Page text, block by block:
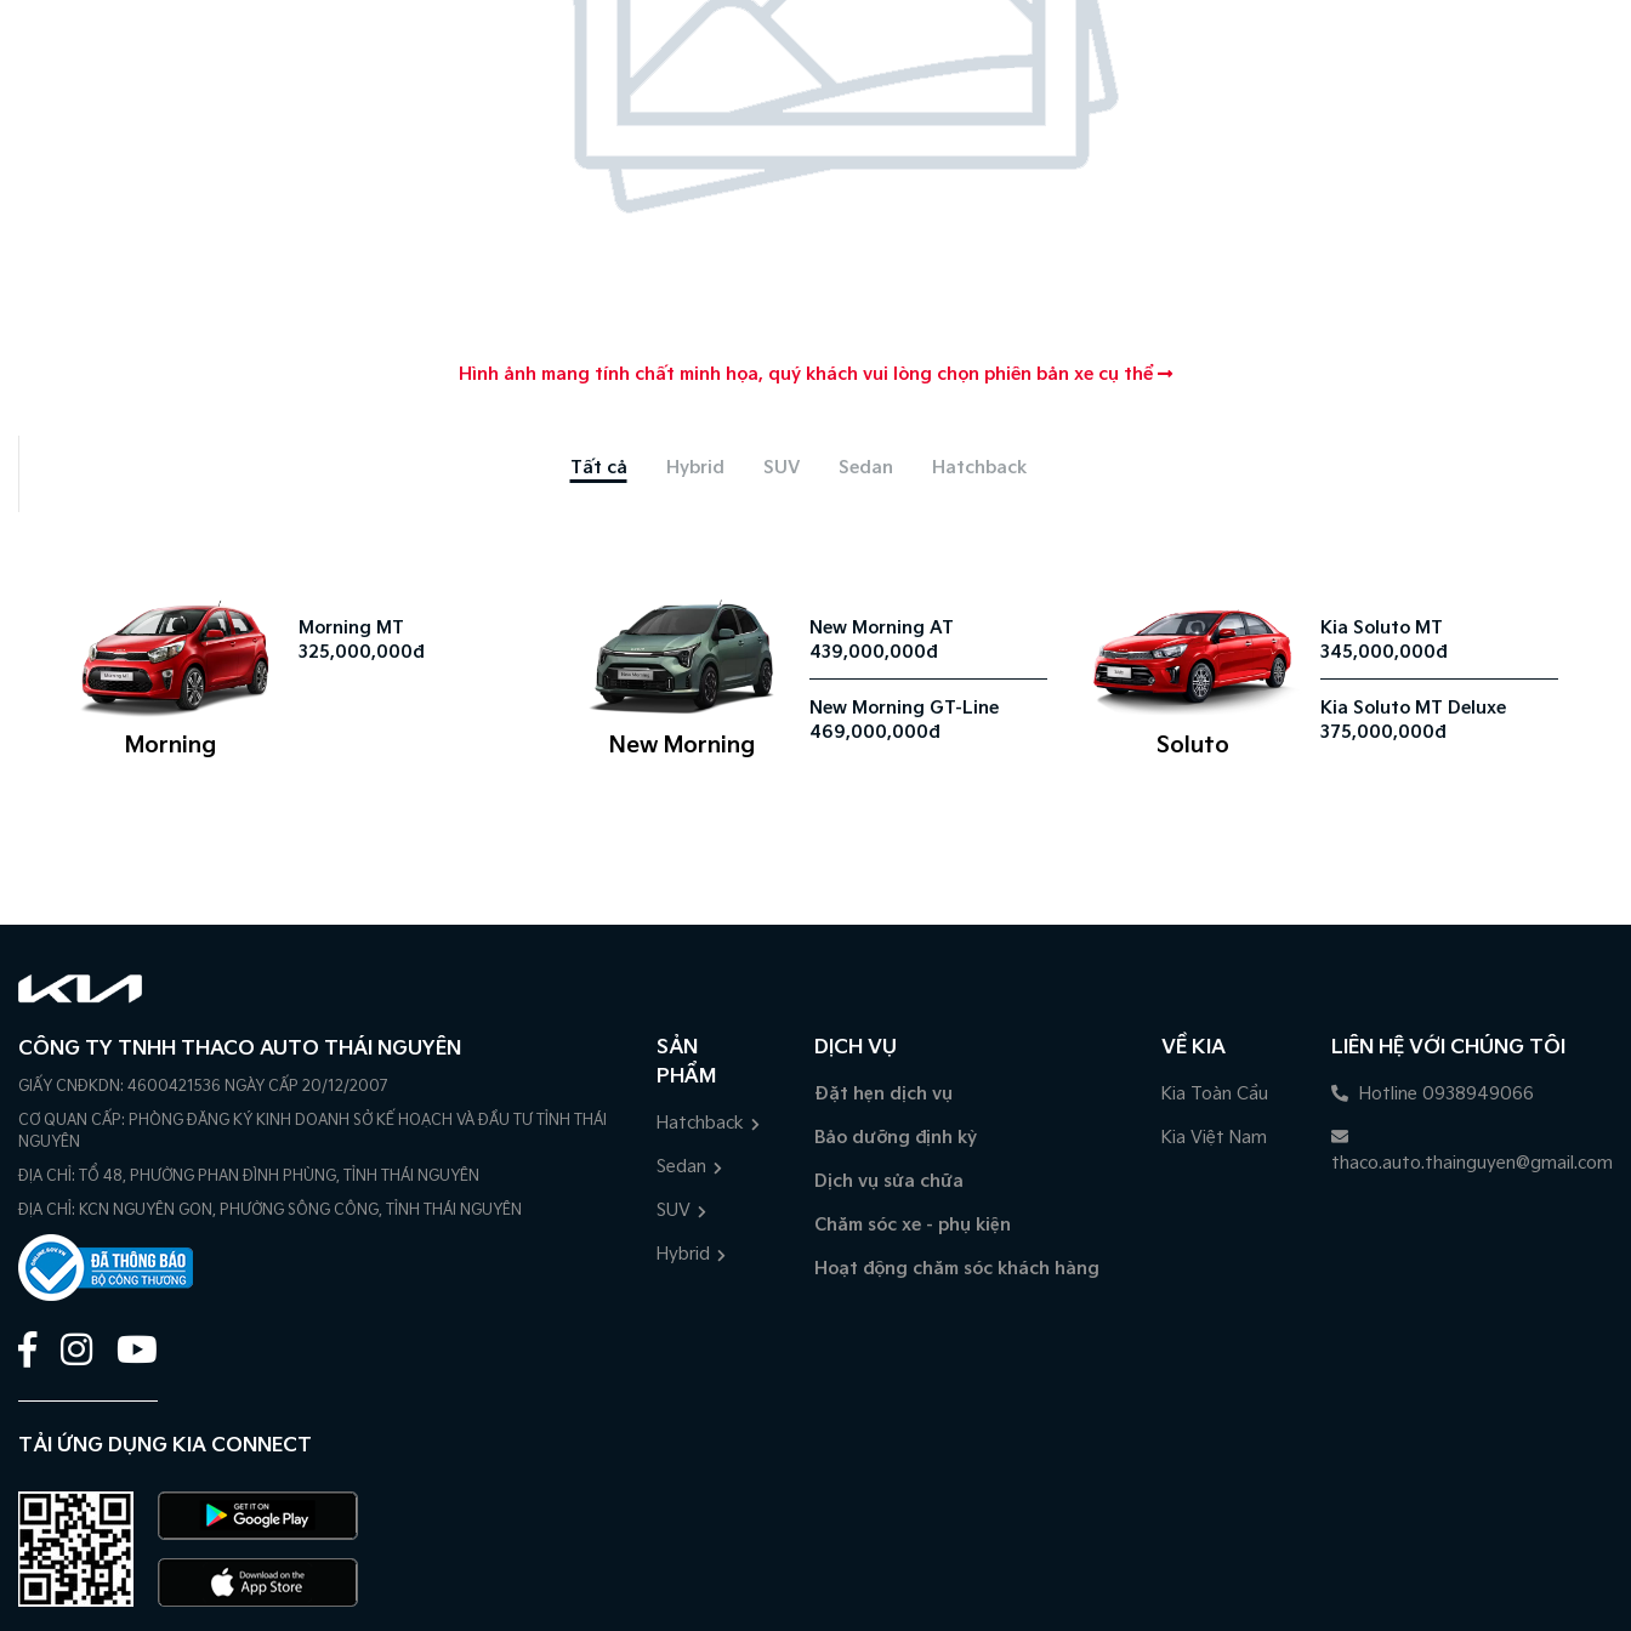
Hình ảnh mang tính chất minh họa, quý khách vui lòng chọn phiên bản xe cụ thể
Tất cả Hybrid SUV Sedan Hatchback
Morning
Morning MT
325,000,000đ
New Morning
New Morning AT
439,000,000đ
New Morning GT-Line
469,000,000đ
Soluto
Kia Soluto MT
345,000,000đ
Kia Soluto MT Deluxe
375,000,000đ
CÔNG TY TNHH THACO AUTO THÁI NGUYÊN
GIẤY CNĐKDN: 4600421536 NGÀY CẤP 20/12/2007
CƠ QUAN CẤP: PHÒNG ĐĂNG KÝ KINH DOANH SỞ KẾ HOẠCH VÀ ĐẦU TƯ TỈNH THÁI
NGUYÊN
ĐỊA CHỈ: TỔ 48, PHƯỜNG PHAN ĐÌNH PHÙNG, TỈNH THÁI NGUYÊN
ĐỊA CHỈ: KCN NGUYÊN GON, PHƯỜNG SÔNG CÔNG, TỈNH THÁI NGUYÊN
TẢI ỨNG DỤNG KIA CONNECT
SẢN
PHẨM
Hatchback
Sedan
SUV
Hybrid
DỊCH VỤ
Đặt hẹn dịch vụ
Bảo dưỡng định kỳ
Dịch vụ sửa chữa
Chăm sóc xe - phụ kiện
Hoạt động chăm sóc khách hàng
VỀ KIA
Kia Toàn Cầu
Kia Việt Nam
LIÊN HỆ VỚI CHÚNG TÔI
Hotline 0938949066
thaco.auto.thainguyen@gmail.com